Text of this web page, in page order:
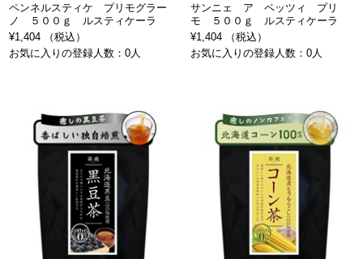
ペンネルスティケ プリモグラー
ノ ５００ｇ ルスティケーラ
¥1,404 （税込）
お気に入りの登録人数：0人
サンニェ ア ペッツィ プリ
モ ５００ｇ ルスティケーラ
¥1,404 （税込）
お気に入りの登録人数：0人